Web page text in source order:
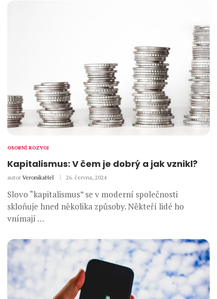
OSOBNÍ ROZVOJ
Kapitalismus: V čem je dobrý a jak vznikl?
autor VeronikaHel 26. června, 2024
Slovo “kapitalismus” se v moderní společnosti
skloňuje hned několika způsoby. Někteří lidé ho
vnímají …